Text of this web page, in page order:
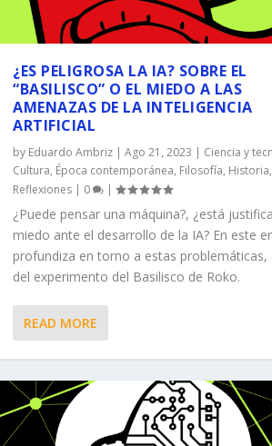
¿ES PELIGROSA LA IA? SOBRE EL
“BASILISCO” O EL MIEDO A LAS
AMENAZAS DE LA INTELIGENCIA
ARTIFICIAL
by Eduardo Ambriz |Ago 21, 2023 | Ciencia y
Cultura, Época contemporánea, Filosofía, Historia,
Reflexiones | 0 |
¿Puede pensar una máquina?, ¿está
miedo ante el desarrollo de la IA? En este
profundiza en torno a estas problemáticas,
del experimento del Basilisco de Roko.
READ MORE